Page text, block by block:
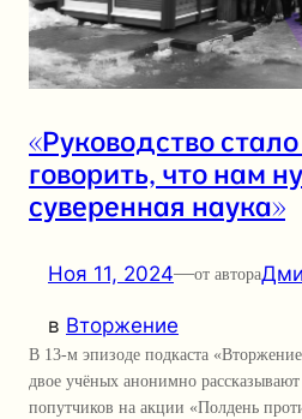
«Руководство
говорить, что нам
суверенная наука»
Ноя 11, 2024—от автора
в Вторжение
В 13-м эпизоде подкаста
двое учёных анонимно
попутчиков на акции «Полдень